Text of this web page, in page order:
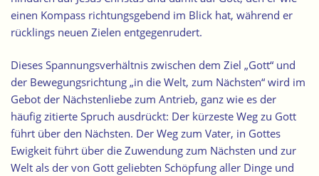
einen Kompass richtungsgebend im Blick hat, während er
rücklings neuen Zielen entgegenrudert.
Dieses Spannungsverhältnis zwischen dem Ziel „Gott“ und
der Bewegungsrichtung „in die Welt, zum Nächsten“ wird im
Gebot der Nächstenliebe zum Antrieb, ganz wie es der
häufig zitierte Spruch ausdrückt: Der kürzeste Weg zu Gott
führt über den Nächsten. Der Weg zum Vater, in Gottes
Ewigkeit führt über die Zuwendung zum Nächsten und zur
Welt als der von Gott geliebten Schöpfung aller Dinge und